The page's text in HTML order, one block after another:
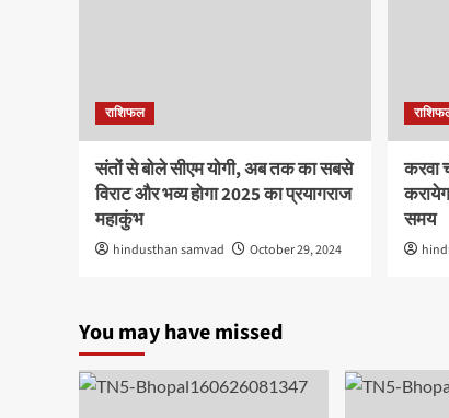
राशिफल
संतों से बोले सीएम योगी, अब तक का सबसे
विराट और भव्य होगा 2025 का प्रयागराज
महाकुंभ
hindusthan samvad October 29, 2024
करवा
समय
You may have missed